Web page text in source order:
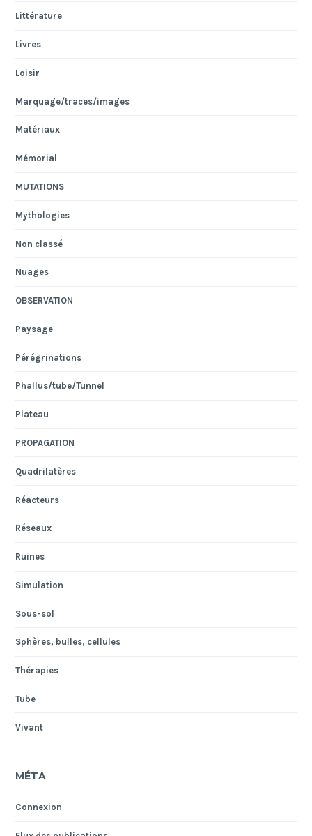
Littérature
Livres
Loisir
Marquage/traces/images
Matériaux
Mémorial
MUTATIONS
Mythologies
Non classé
Nuages
OBSERVATION
Paysage
Pérégrinations
Phallus/tube/Tunnel
Plateau
PROPAGATION
Quadrilatères
Réacteurs
Réseaux
Ruines
Simulation
Sous-sol
Sphères, bulles, cellules
Thérapies
Tube
Vivant
MÉTA
Connexion